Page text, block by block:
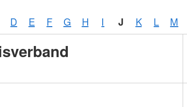
D E F G H I J K L M